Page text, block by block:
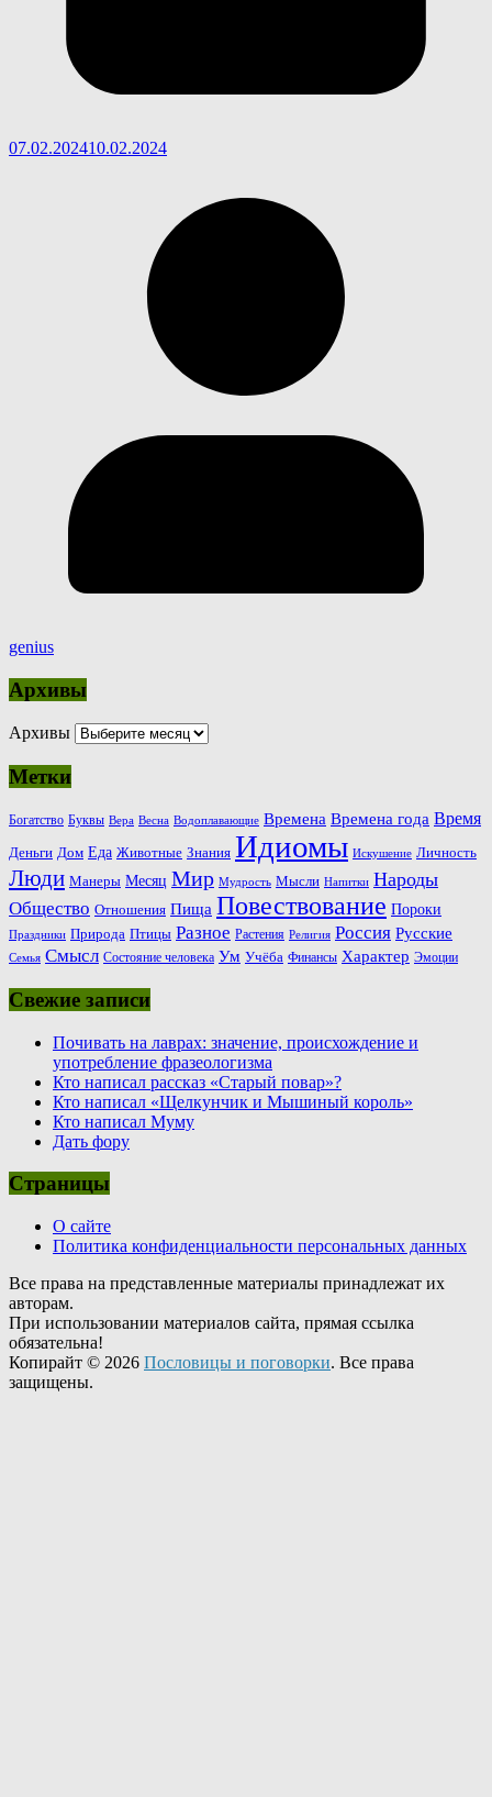
07.02.202410.02.2024
genius
Архивы
Архивы
Метки
Богатство Буквы Вера Весна Водоплавающие Времена Времена года Время
Деньги Дом Еда Животные Знания Идиомы Искушение Личность
Люди Манеры Месяц Мир Мудрость Мысли Напитки Народы
Общество Отношения Пища Повествование Пороки
Праздники Природа Птицы Разное Растения Религия Россия Русские
Семья Смысл Состояние человека Ум Учёба Финансы Характер Эмоции
Свежие записи
Почивать на лаврах: значение, происхождение и
употребление фразеологизма
Кто написал рассказ «Старый повар»?
Кто написал «Щелкунчик и Мышиный король»
Кто написал Муму
Дать фору
Страницы
О сайте
Политика конфиденциальности персональных данных
Все права на представленные материалы принадлежат их
авторам.
При использовании материалов сайта, прямая ссылка
обязательна!
Копирайт © 2026 Пословицы и поговорки. Все права
защищены.